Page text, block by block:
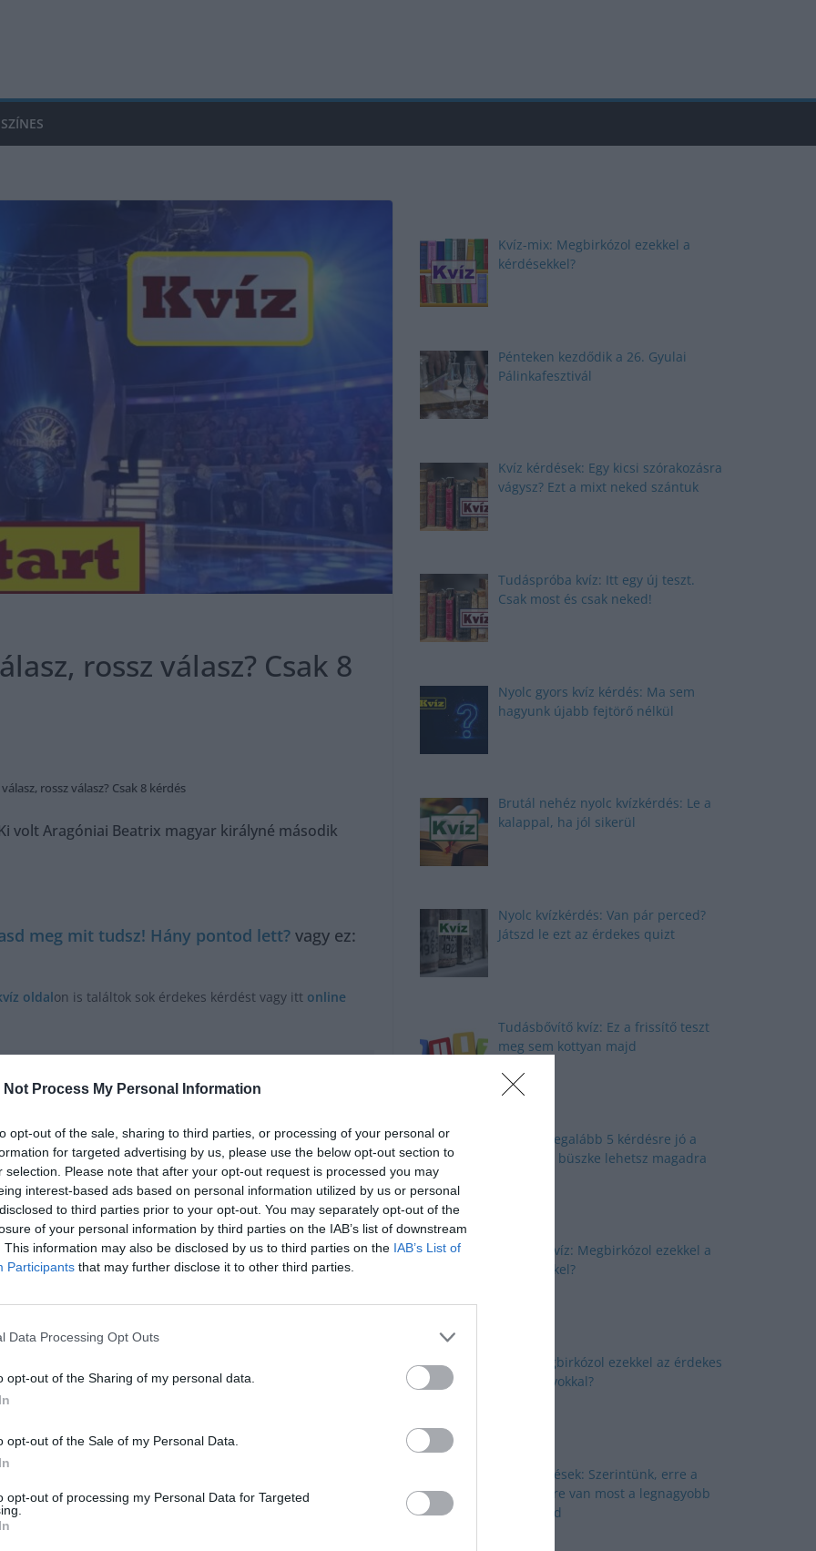
Not Process My Personal Information
opt-out of the sale, sharing to third parties, or processing of your personal or
for targeted advertising by us, please use the below opt-out section to
selection. Please note that after your opt-out request is processed you may
interest-based ads based on personal information utilized by us or personal
to third parties prior to your opt-out. You may separately opt-out of the
of your personal information by third parties on the IAB’s list of downstream
This information may also be disclosed by us to third parties on the IAB’s List of
Participants that may further disclose it to other third parties.
Data Processing Opt Outs
opt-out of the Sharing of my personal data.
opt-out of the Sale of my Personal Data.
opt-out of processing my Personal Data for Targeted
SZÍNES
rossz válasz? Csak 8
rossz válasz? Csak 8 kérdés
volt Aragóniai Beatrix magyar királyné második
meg mit tudsz! Hány pontod lett? vagy ez:
oldalon is találtok sok érdekes kérdést vagy itt online
válasz? Csak 8 kérdés
a Volgát?
Kvíz-mix: Megbirkózol ezekkel a
kérdésekkel?
Pénteken kezdődik a 26. Gyulai
Pálinkafesztivál
Kvíz kérdések: Egy kicsi szórakozásra
vágysz? Ezt a mixt neked szántuk
Tudáspróba kvíz: Itt egy új teszt.
Csak most és csak neked!
Nyolc gyors kvíz kérdés: Ma sem
hagyunk újabb fejtörő nélkül
Brutál nehéz nyolc kvízkérdés: Le a
kalappal, ha jól sikerül
Nyolc kvízkérdés: Van pár perced?
Játszd le ezt az érdekes quizt
Tudásbővítő kvíz: Ez a frissítő teszt
meg sem kottyan majd
Kvíz: Ha legalább 5 kérdésre jó a
válaszod, büszke lehetsz magadra
Okosító kvíz: Megbirkózol ezekkel a
kérdésekkel?
Kvíz: Megbirkózol ezekkel az érdekes
feladványokkal?
Kvíz kérdések: Szerintünk, erre a
kérdésekre van most a legnagyobb
szükséged